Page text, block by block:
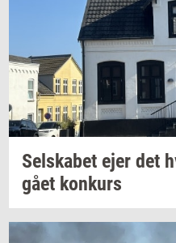
Sel­ska­bet ejer det
gået kon­kurs